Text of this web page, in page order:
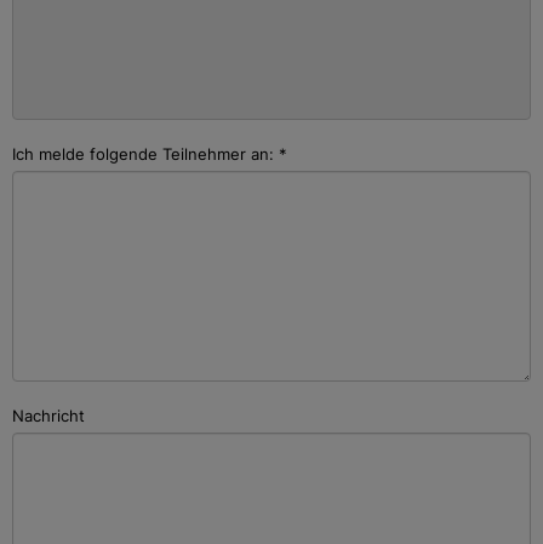
Ich melde folgende Teilnehmer an: *
Nachricht